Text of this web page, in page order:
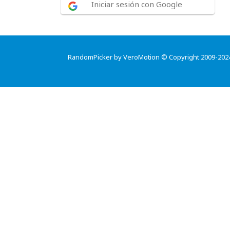
Iniciar sesión con Google
RandomPicker by VeroMotion © Copyright 2009-